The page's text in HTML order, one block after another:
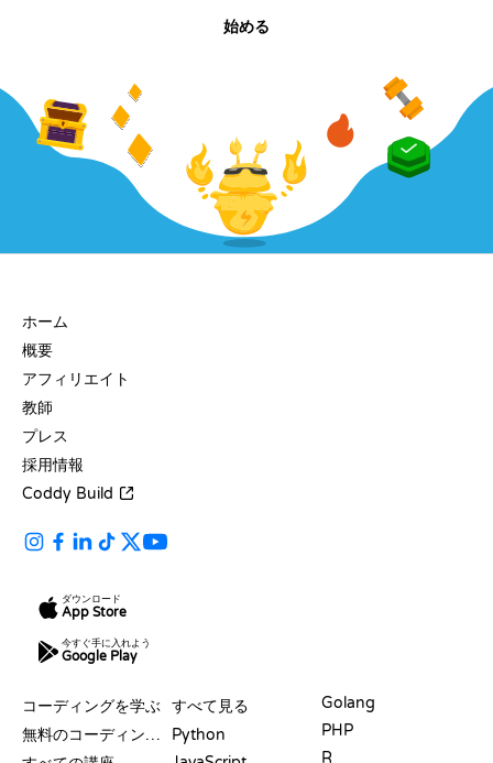
始める
ホーム
概要
アフィリエイト
教師
プレス
採用情報
Coddy Build
ダウンロード
App Store
今すぐ手に入れよう
Google Play
コーディングを学ぶ
無料のコーディングサイト
すべて見る
Python
Golang
PHP
R